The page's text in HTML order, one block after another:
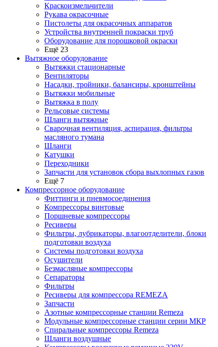
Краскоизмельчители
Рукава окрасочные
Пистолеты для окрасочных аппаратов
Устройства внутренней покраски труб
Оборудование для порошковой окраски
Ещё 23
Вытяжное оборудование
Вытяжки стационарные
Вентиляторы
Насадки, тройники, балансиры, кронштейны
Вытяжки мобильные
Вытяжка в полу
Рельсовые системы
Шланги вытяжные
Сварочная вентиляция, аспирация, фильтры
масляного тумана
Шланги
Катушки
Переходники
Запчасти для установок сбора выхлопных газов
Ещё 7
Компрессорное оборудование
Фиттинги и пневмосоединения
Компрессоры винтовые
Поршневые компрессоры
Ресиверы
Фильтры, лубрикаторы, влагоотделители, блоки
подготовки воздуха
Системы подготовки воздуха
Осушители
Безмасляные компрессоры
Сепараторы
Фильтры
Ресиверы для компрессора REMEZA
Запчасти
Азотные компрессорные станции Remeza
Модульные компрессорные станции серии МКР
Спиральные компрессоры Remeza
Шланги воздушные